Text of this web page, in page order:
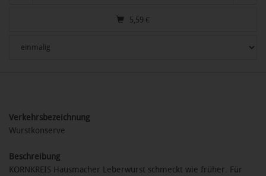
5,59 €
Verkehrsbezeichnung
Wurstkonserve
Beschreibung
KORNKREIS Hausmacher Leberwurst schmeckt wie früher. Für